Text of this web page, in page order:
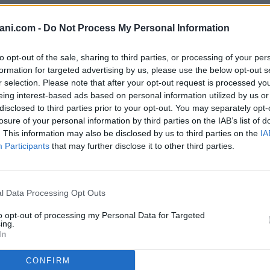
- Do Not Process My Personal Information
opt-out of the sale, sharing to third parties, or processing of your
for targeted advertising by us, please use the below opt-out
selection. Please note that after your opt-out request is processed
interest-based ads based on personal information utilized by us
to third parties prior to your opt-out. You may separately
of your personal information by third parties on the IAB’s list of
This information may also be disclosed by us to third parties on the
Participants that may further disclose it to other third parties.
Data Processing Opt Outs
opt-out of processing my Personal Data for Targeted
CONFIRM
una casa indipendente su due livelli situata in via dell’Assunta.
L'immobile si sviluppa su una superficie di circa 75
prendono luce dal vano scala e da aperture di tolleranza. Primo
sulla strada, mentre le restanti stanze si affacciano su finestre
e Potenzialità: L'immobile è da ammodernare, rappresentando
(Trattabile) Per info e appuntamenti: Agenzia Immobiliare Case